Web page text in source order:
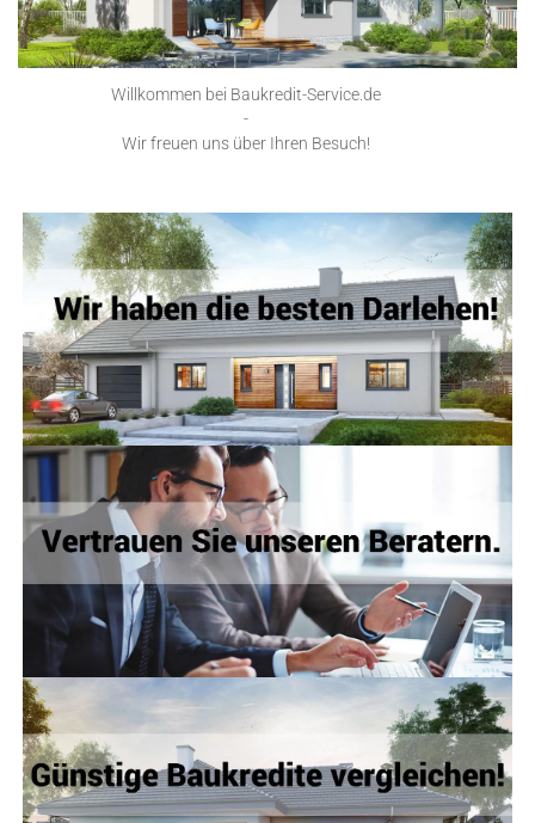
Willkommen bei Baukredit-Service.de
-
Wir freuen uns über Ihren Besuch!